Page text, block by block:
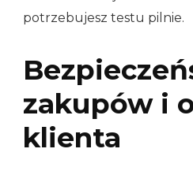
potrzebujesz testu pilnie.
zakupów i
klienta